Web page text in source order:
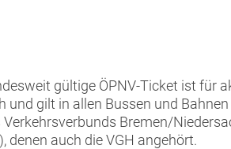
gültige ÖPNV-Ticket ist für
gilt in allen Bussen und Bahnen
Bremen/
denen auch die VGH angehört.